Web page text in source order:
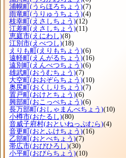
浦幌町 (うらほろちょう)(7)
雨竜町 (うりゅうちょう)(4)
枝幸町 (えさしちょう)(12)
江差町 (えさしちょう)(11)
恵庭市(えにわし)(8)
江別市(えべつし)(18)
えりも町 (えりもちょう)(6)
遠軽町 (えんがるちょう)(16)
遠別町 (えんべつちょう)(6)
雄武町 (おうむちょう)(7)
大空町 (おおぞらちょう)(10)
奥尻町 (おくしりちょう)(7)
置戸町 (おけとちょう)(6)
興部町 (おこっぺちょう)(6)
長万部町 (おしゃまんべちょう)(10)
小樽市(おたるし)(80)
音威子府村(おといねっぷむら)(4)
音更町 (おとふけちょう)(16)
乙部町 (おとべちょう)(7)
帯広市(おびひろし)(30)
小平町 (おびらちょう)(10)